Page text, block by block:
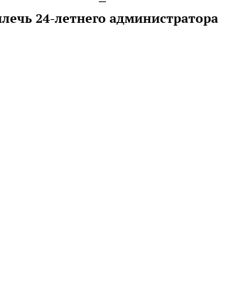
24-летнего администратора